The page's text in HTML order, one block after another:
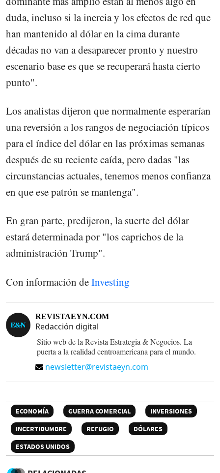
duda, incluso si la inercia y los efectos de red que
han mantenido al dólar en la cima durante
décadas no van a desaparecer pronto y nuestro
escenario base es que se recuperará hasta cierto
punto".
Los analistas dijeron que normalmente esperarían
una reversión a los rangos de negociación típicos
para el índice del dólar en las próximas semanas
después de su reciente caída, pero dadas "las
circunstancias actuales, tenemos menos confianza
en que ese patrón se mantenga".
En gran parte, predijeron, la suerte del dólar
estará determinada por "los caprichos de la
administración Trump".
Con información deInvesting
REVISTAEYN.COM
Redacción digital
Sitio web de la Revista Estrategia & Negocios. La
puerta a la realidad centroamericana para el mundo.
newsletter@revistaeyn.com
ECONOMÍA GUERRA COMERCIAL
INVERSIONES
INCERTIDUMBRE
REFUGIO
DÓLARES
ESTADOS UNIDOS